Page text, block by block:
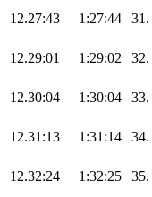
12.27:43 1:27:44 31.
12.29:01 1:29:02 32.
12.30:04 1:30:04 33.
12.31:13 1:31:14 34.
12.32:24 1:32:25 35.